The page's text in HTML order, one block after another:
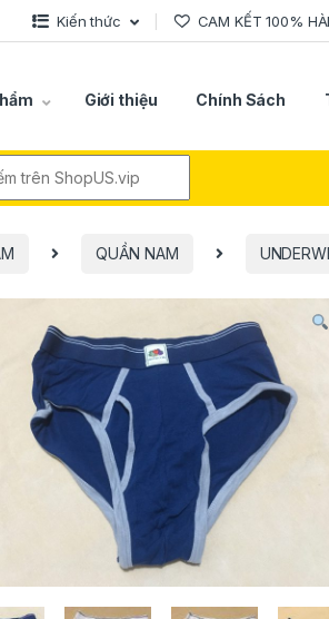
Kiến thức CAM KẾT 100%
Giới thiệu Chính Sách
QUẦN NAM